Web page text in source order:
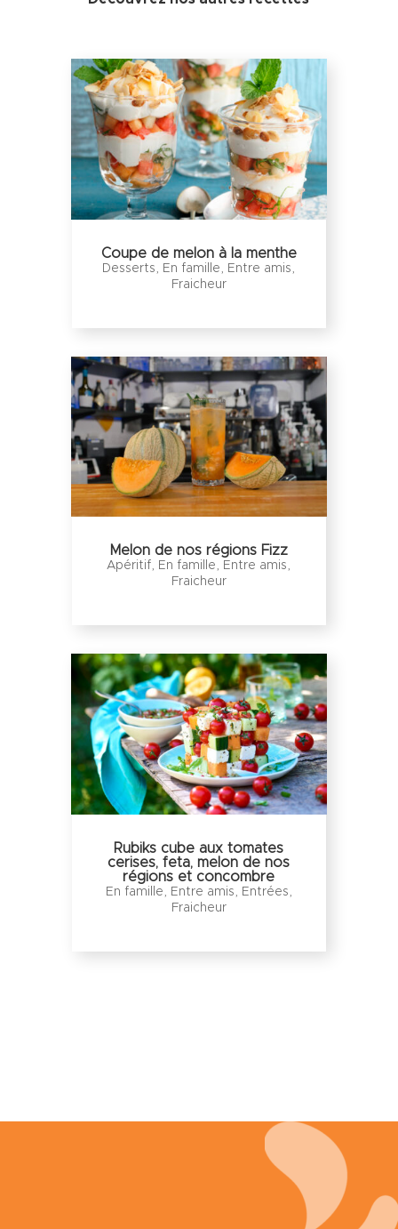
Coupe de melon à la menthe
Desserts, En famille, Entre amis,
Fraicheur
Melon de nos régions Fizz
Apéritif, En famille, Entre amis,
Fraicheur
Rubiks cube aux tomates
cerises, feta, melon de nos
régions et concombre
En famille Entre amis Entrées
Fraicheur